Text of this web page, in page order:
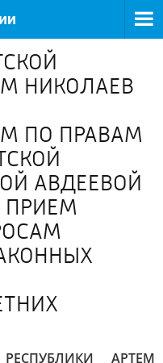
НИКОЛАЕВ
ПО ПРАВАМ
АВДЕЕВОЙ
ПРИЕМ
АРТЕМ